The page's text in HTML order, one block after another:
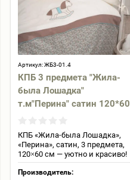
Артикул:ЖБ3-01.4
КПБ 3 предмета "Жила-
была Лошадка"
т.м"Перина" сатин 120*60
КПБ «Жила‑была Лошадка»,
«Перина», сатин, 3 предмета,
120×60 см — уютно и красиво!
Производитель: